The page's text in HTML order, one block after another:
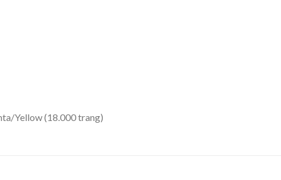
Yellow (18.000 trang)